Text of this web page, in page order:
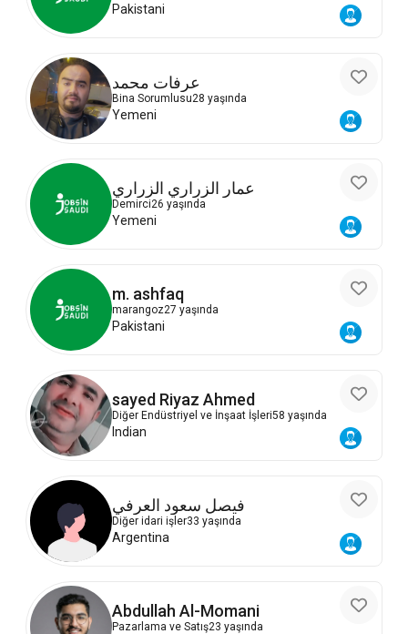
Pakistani
عرفات محمد
Bina Sorumlusu28 yaşında
Yemeni
عمار الزراري الزراري
Demirci26 yaşında
Yemeni
m. ashfaq
marangoz27 yaşında
Pakistani
sayed Riyaz Ahmed
Diğer Endüstriyel ve İnşaat İşleri58 yaşında
Indian
فيصل سعود العرفي
Diğer idari işler33 yaşında
Argentina
Abdullah Al-Momani
Pazarlama ve Satış23 yaşında